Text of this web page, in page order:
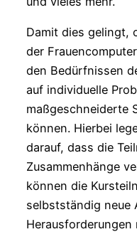
Damit dies gelingt,
der
den Bedürfnissen
auf individuelle
maßgeschneiderte
können. Hierbei
darauf, dass die
Zusammenhänge
können die
selbstständig neue
Herausforderungen